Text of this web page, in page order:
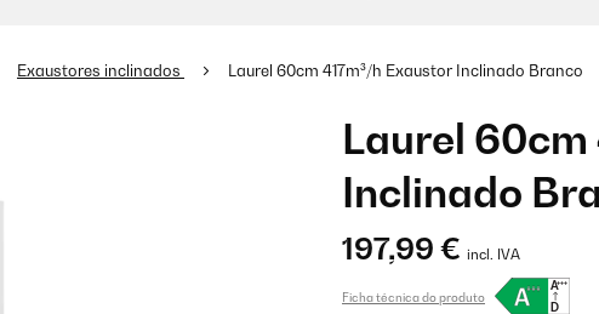
Exaustores inclinados Laurel 60cm 417m³/h Exaustor Inclinado Branco
Laurel 60cm
Inclinado
197,99 € incl. IVA
Ficha técnica do produto